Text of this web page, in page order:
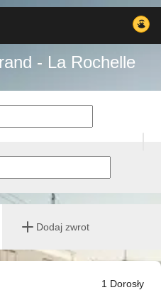
- La Rochelle
Dodaj zwrot
1 Dorosły